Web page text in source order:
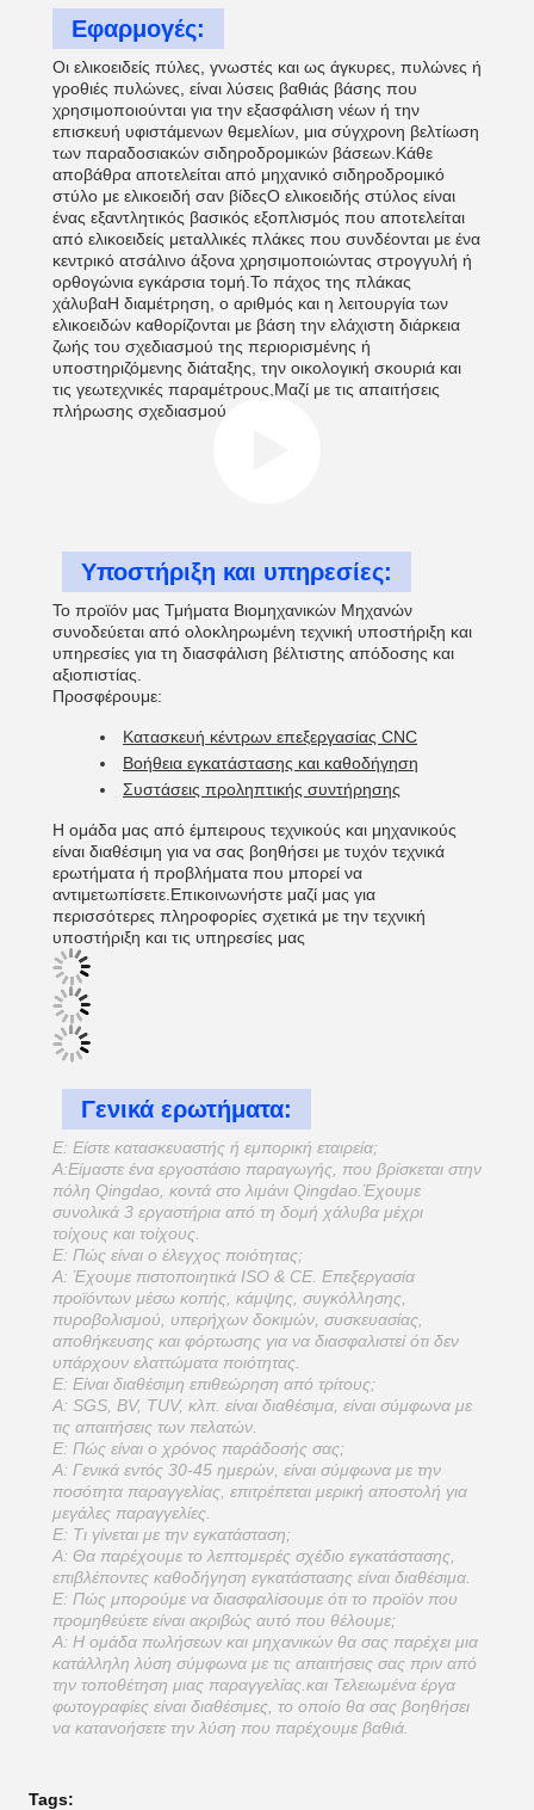
Εφαρμογές:
Οι ελικοειδείς πύλες, γνωστές και ως άγκυρες, πυλώνες ή
γροθιές πυλώνες, είναι λύσεις βαθιάς βάσης που
χρησιμοποιούνται για την εξασφάλιση νέων ή την
επισκευή υφιστάμενων θεμελίων, μια σύγχρονη βελτίωση
των παραδοσιακών σιδηροδρομικών βάσεων.Κάθε
αποβάθρα αποτελείται από μηχανικό σιδηροδρομικό
στύλο με ελικοειδή σαν βίδεςΟ ελικοειδής στύλος είναι
ένας εξαντλητικός βασικός εξοπλισμός που αποτελείται
από ελικοειδείς μεταλλικές πλάκες που συνδέονται με ένα
κεντρικό ατσάλινο άξονα χρησιμοποιώντας στρογγυλή ή
ορθογώνια εγκάρσια τομή.Το πάχος της πλάκας
χάλυβαΗ διαμέτρηση, ο αριθμός και η λειτουργία των
ελικοειδών καθορίζονται με βάση την ελάχιστη διάρκεια
ζωής του σχεδιασμού της περιορισμένης ή
υποστηριζόμενης διάταξης, την οικολογική σκουριά και
τις γεωτεχνικές παραμέτρους,Μαζί με τις απαιτήσεις
πλήρωσης σχεδιασμού.
Υποστήριξη και υπηρεσίες:
Το προϊόν μας Τμήματα Βιομηχανικών Μηχανών
συνοδεύεται από ολοκληρωμένη τεχνική υποστήριξη και
υπηρεσίες για τη διασφάλιση βέλτιστης απόδοσης και
αξιοπιστίας.
Προσφέρουμε:
Κατασκευή κέντρων επεξεργασίας CNC
Βοήθεια εγκατάστασης και καθοδήγηση
Συστάσεις προληπτικής συντήρησης
Η ομάδα μας από έμπειρους τεχνικούς και μηχανικούς
είναι διαθέσιμη για να σας βοηθήσει με τυχόν τεχνικά
ερωτήματα ή προβλήματα που μπορεί να
αντιμετωπίσετε.Επικοινωνήστε μαζί μας για
περισσότερες πληροφορίες σχετικά με την τεχνική
υποστήριξη και τις υπηρεσίες μας
Γενικά ερωτήματα:
Ε: Είστε κατασκευαστής ή εμπορική εταιρεία;
Α:Είμαστε ένα εργοστάσιο παραγωγής, που βρίσκεται στην
πόλη Qingdao, κοντά στο λιμάνι Qingdao.Έχουμε
συνολικά 3 εργαστήρια από τη δομή χάλυβα μέχρι
τοίχους και τοίχους.
Ε: Πώς είναι ο έλεγχος ποιότητας;
Α: Έχουμε πιστοποιητικά ISO & CE. Επεξεργασία
προϊόντων μέσω κοπής, κάμψης, συγκόλλησης,
πυροβολισμού, υπερήχων δοκιμών, συσκευασίας,
αποθήκευσης και φόρτωσης για να διασφαλιστεί ότι δεν
υπάρχουν ελαττώματα ποιότητας.
Ε: Είναι διαθέσιμη επιθεώρηση από τρίτους;
Α: SGS, BV, TUV, κλπ. είναι διαθέσιμα, είναι σύμφωνα με
τις απαιτήσεις των πελατών.
Ε: Πώς είναι ο χρόνος παράδοσής σας;
Α: Γενικά εντός 30-45 ημερών, είναι σύμφωνα με την
ποσότητα παραγγελίας, επιτρέπεται μερική αποστολή για
μεγάλες παραγγελίες.
Ε: Τι γίνεται με την εγκατάσταση;
Α: Θα παρέχουμε το λεπτομερές σχέδιο εγκατάστασης,
επιβλέποντες καθοδήγηση εγκατάστασης είναι διαθέσιμα.
Ε: Πώς μπορούμε να διασφαλίσουμε ότι το προϊόν που
προμηθεύετε είναι ακριβώς αυτό που θέλουμε;
Α: Η ομάδα πωλήσεων και μηχανικών θα σας παρέχει μια
κατάλληλη λύση σύμφωνα με τις απαιτήσεις σας πριν από
την τοποθέτηση μιας παραγγελίας.και Τελειωμένα έργα
φωτογραφίες είναι διαθέσιμες, το οποίο θα σας βοηθήσει
να κατανοήσετε την λύση που παρέχουμε βαθιά.
Tags: